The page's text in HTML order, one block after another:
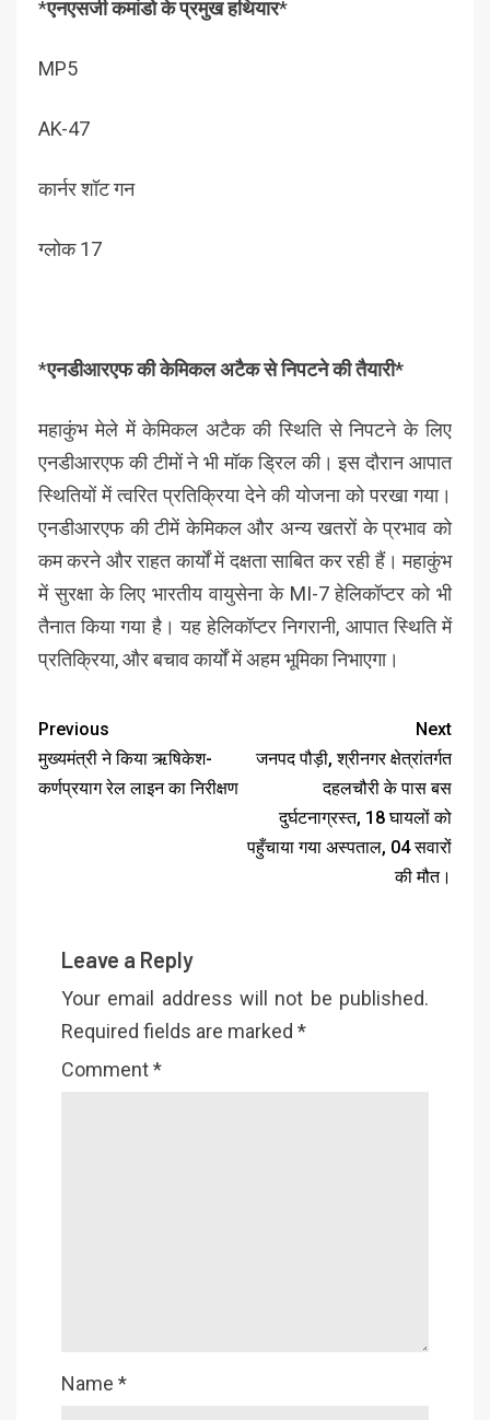
*एनएसजी कमांडो के प्रमुख हथियार*
MP5
AK-47
कार्नर शॉट गन
ग्लोक 17
*एनडीआरएफ की केमिकल अटैक से निपटने की तैयारी*
महाकुंभ मेले में केमिकल अटैक की स्थिति से निपटने के लिए
एनडीआरएफ की टीमों ने भी मॉक ड्रिल की। इस दौरान आपात
स्थितियों में त्वरित प्रतिक्रिया देने की योजना को परखा गया।
एनडीआरएफ की टीमें केमिकल और अन्य खतरों के प्रभाव को
कम करने और राहत कार्यों में दक्षता साबित कर रही हैं। महाकुंभ
में सुरक्षा के लिए भारतीय वायुसेना के MI-7 हेलिकॉप्टर को भी
तैनात किया गया है। यह हेलिकॉप्टर निगरानी, आपात स्थिति में
प्रतिक्रिया, और बचाव कार्यों में अहम भूमिका निभाएगा।
Previous
मुख्यमंत्री ने किया ऋषिकेश-
कर्णप्रयाग रेल लाइन का निरीक्षण
Next
जनपद पौड़ी, श्रीनगर क्षेत्रांतर्गत
दहलचौरी के पास बस
दुर्घटनाग्रस्त, 18 घायलों को
पहुँचाया गया अस्पताल, 04 सवारों
की मौत।
Leave a Reply
Your email address will not be published.
Required fields are marked *
Comment*
Name *